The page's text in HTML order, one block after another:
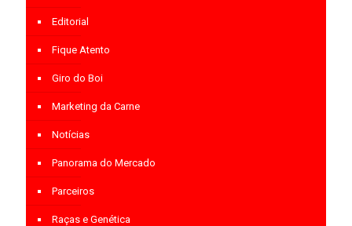
Editorial
Fique Atento
Giro do Boi
Marketing da Carne
Notícias
Panorama do Mercado
Parceiros
Raças e Genética